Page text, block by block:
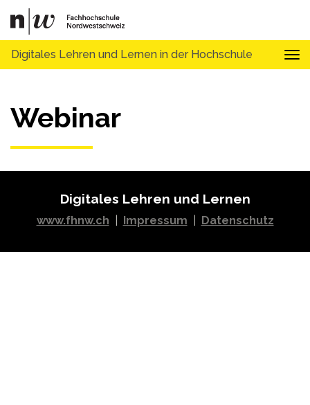
Digitales Lehren und Lernen in der Hochschule
Webinar
Digitales Lehren und Lernen
www.fhnw.ch Impressum Datenschutz